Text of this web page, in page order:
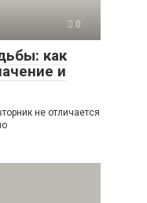
0
как
и
не отличается